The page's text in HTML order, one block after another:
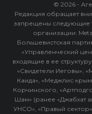
© 2026 -
Редакция обращает
запрещены следующие
организации:
Большевистская
«Управленческий
входящие в ее
«Свидетели Иеговы»,
Каида», «Меджлис
Корчинского,
Шам» (ранее «Джабхат
УНСО», «Правый